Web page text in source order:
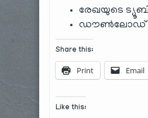
രേഖയുടെ
ഡൗൺലോഡ്
Share this:
Print Email
Like this: